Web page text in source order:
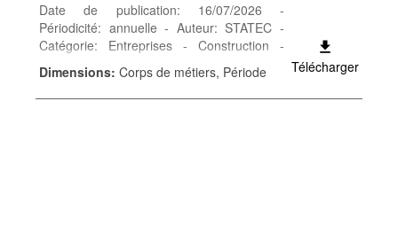
Date de publication: 16/07/2026 -
Périodicité: annuelle - Auteur: STATEC -
Catégorie: Entreprises - Construction -
Mots-clés: construction
***Remplace table
DSD_PRIX_CONSTR@DF_D4405***
Dimensions: Corps de métiers, Période Télécharger